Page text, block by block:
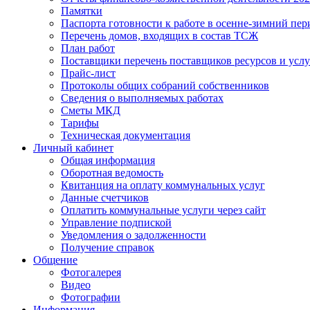
Памятки
Паспорта готовности к работе в осенне-зимний
Перечень домов, входящих в состав ТСЖ
План работ
Поставщики перечень поставщиков ресурсов и
Прайс-лист
Протоколы общих собраний собственников
Сведения о выполняемых работах
Сметы МКД
Тарифы
Техническая документация
Личный кабинет
Общая информация
Оборотная ведомость
Квитанция на оплату коммунальных услуг
Данные счетчиков
Оплатить коммунальные услуги через сайт
Управление подпиской
Уведомления о задолженности
Получение справок
Общение
Фотогалерея
Видео
Фотографии